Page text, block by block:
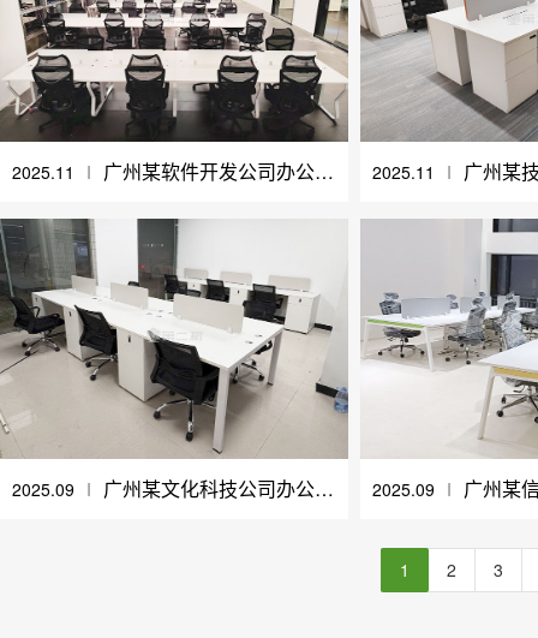
2025.11 Ι 广州某软件开发公司办公家具采购案例 2025.11 Ι
2025.09 Ι 广州某文化科技公司办公家具采购案例 2025.09 Ι
1 2 3